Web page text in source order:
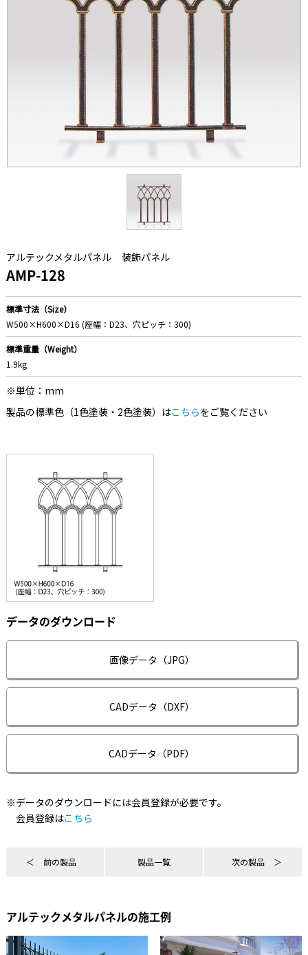
アルテックメタルパネル 装飾パネル
AMP-128
標準寸法（Size）
W500×H600×D16 (座幅：D23、穴ピッチ：300)
標準重量（Weight）
1.9kg
※単位：mm
製品の標準色（1色塗装・2色塗装）はこちらをご覧ください
データのダウンロード
画像データ（JPG）
CADデータ（DXF）
CADデータ（PDF）
※データのダウンロードには会員登録が必要です。
会員登録はこちら
前の製品 製品一覧 次の製品
アルテックメタルパネルの施工例